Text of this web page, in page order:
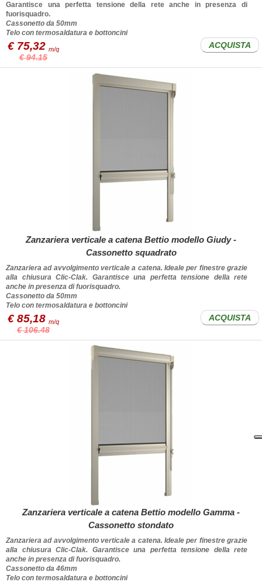
Garantisce una perfetta tensione della rete anche in presenza di
fuorisquadro.
Cassonetto da 50mm
Telo con termosaldatura e bottoncini
€ 75,32 m/q
€ 94.15
ACQUISTA
Zanzariera verticale a catena Bettio modello Giudy -
Cassonetto squadrato
Zanzariera ad avvolgimento verticale a catena. Ideale per finestre grazie
alla chiusura Clic-Clak. Garantisce una perfetta tensione della rete
anche in presenza di fuorisquadro.
Cassonetto da 50mm
Telo con termosaldatura e bottoncini
€ 85,18 m/q
€ 106.48
ACQUISTA
Zanzariera verticale a catena Bettio modello Gamma -
Cassonetto stondato
Zanzariera ad avvolgimento verticale a catena. Ideale per finestre grazie
alla chiusura Clic-Clak. Garantisce una perfetta tensione della rete
anche in presenza di fuorisquadro.
Cassonetto da 46mm
Telo con termosaldatura e bottoncini